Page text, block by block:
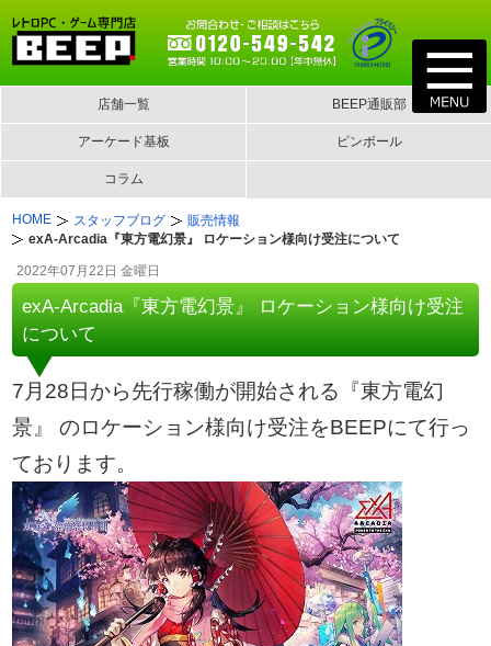
店舗一覧 BEEP通販部
アーケード基板 ピンボール
コラム
HOME スタッフブログ
販売情報
exA-Arcadia『東方電幻景』 ロケーション様向け受注について
2022年07月22日 金曜日
exA-Arcadia『東方電幻景』 ロケーション様向け受注
について
7月28日から先行稼働が開始される『東方電幻
景』 のロケーション様向け受注をBEEPにて行っ
ております。